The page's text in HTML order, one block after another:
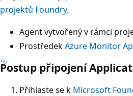
projektů Foundry.
Agent vytvořený v rámci
ProstředekAzure Monitor
Postup připojení
Přihlaste se k Microsoft